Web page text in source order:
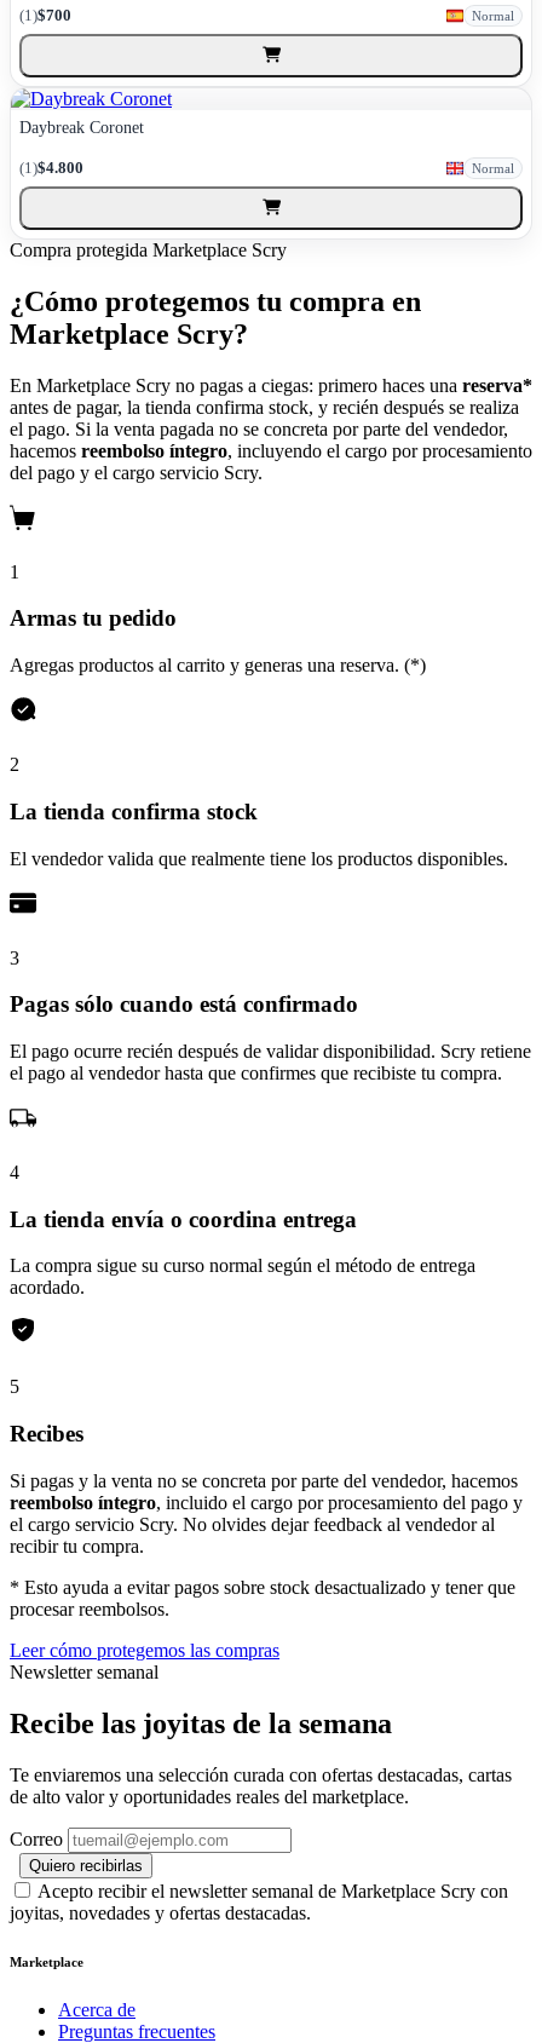
(1)$700 Normal
Daybreak Coronet
(1)$4.800 Normal
Compra protegida Marketplace Scry
¿Cómo protegemos tu compra en
Marketplace Scry?
En Marketplace Scry no pagas a ciegas: primero haces una reserva*
antes de pagar, la tienda confirma stock, y recién después se realiza
el pago. Si la venta pagada no se concreta por parte del vendedor,
hacemos reembolso íntegro, incluyendo el cargo por procesamiento
del pago y el cargo servicio Scry.
1
Armas tu pedido
Agregas productos al carrito y generas una reserva. (*)
2
La tienda confirma stock
El vendedor valida que realmente tiene los productos disponibles.
3
Pagas sólo cuando está confirmado
El pago ocurre recién después de validar disponibilidad. Scry retiene
el pago al vendedor hasta que confirmes que recibiste tu compra.
4
La tienda envía o coordina entrega
La compra sigue su curso normal según el método de entrega
acordado.
5
Recibes
Si pagas y la venta no se concreta por parte del vendedor, hacemos
reembolso íntegro, incluido el cargo por procesamiento del pago y
el cargo servicio Scry. No olvides dejar feedback al vendedor al
recibir tu compra.
* Esto ayuda a evitar pagos sobre stock desactualizado y tener que
procesar reembolsos.
Leer cómo protegemos las compras
Newsletter semanal
Recibe las joyitas de la semana
Te enviaremos una selección curada con ofertas destacadas, cartas
de alto valor y oportunidades reales del marketplace.
Correo
Quiero recibirlas
Acepto recibir el newsletter semanal de Marketplace Scry con
joyitas, novedades y ofertas destacadas.
Marketplace
Acerca de
Preguntas frecuentes